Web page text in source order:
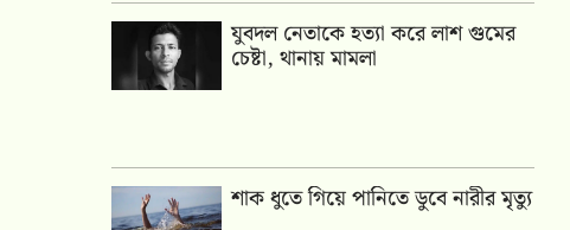
যুবদল নেতাকে হত্যা করে লাশ গুমের
চেষ্টা, থানায় মামলা
শাক ধুতে গিয়ে পানিতে ডুবে নারীর মৃত্যু